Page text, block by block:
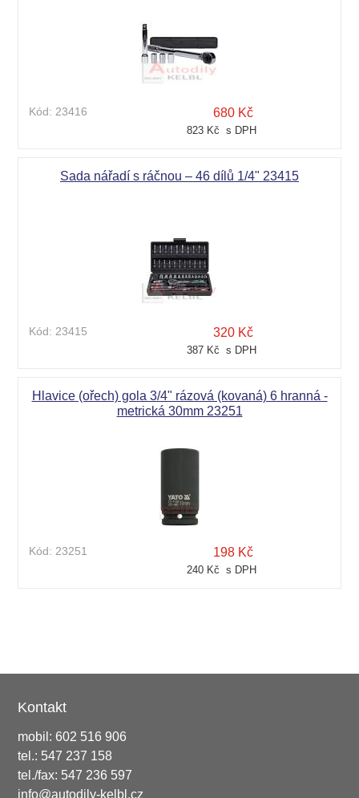
Kód: 23416 680 Kč
823 Kč s DPH
Sada nářadí s ráčnou – 46 dílů 1/4" 23415
Kód: 23415 320 Kč
387 Kč s DPH
Hlavice (ořech) gola 3/4" rázová (kovaná) 6 hranná -
metrická 30mm 23251
Kód:23251 198 Kč
240 Kč s DPH
Kontakt
mobil: 602 516 906
tel.: 547 237 158
tel./fax: 547 236 597
info@autodily-kelbl.cz